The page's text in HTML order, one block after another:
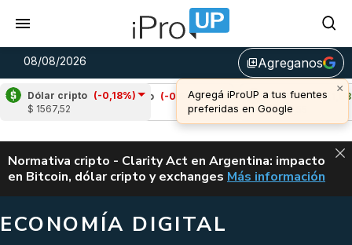
08/08/2026 library_addAgreganos
×
Agregá iProUP a tus fuentes
preferidas en Google
Dólar cripto (-0,18%)
$ 1567,52
Cardano (-0,56%)
Avalanche (1,98%)
u$s 6,55
ALERTA
Normativa cripto - Clarity Act en Argentina: impacto
en Bitcoin, dólar cripto y exchanges CLARITY ACT EN
Más información
ECONOMÍA DIGITAL